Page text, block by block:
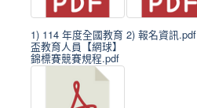
1) 114 年度全國教育
盃教育人員【網球】
錦標賽競賽規程.pdf
2) 報名資訊.pdf